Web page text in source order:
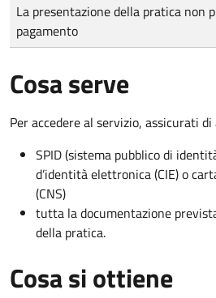
La presentazione della pratica non
pagamento
Cosa serve
Per accedere al servizio, assicurati di
SPID (sistema pubblico di
d’identità elettronica (CIE) o
(CNS)
tutta la documentazione
della pratica.
Cosa si ottiene